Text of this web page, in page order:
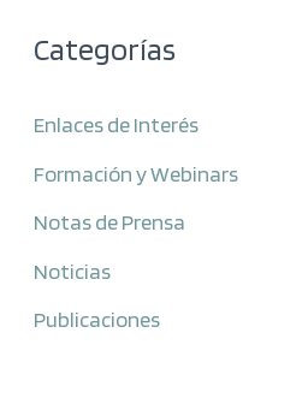
Categorías
Enlaces de Interés
Formación y Webinars
Notas de Prensa
Noticias
Publicaciones